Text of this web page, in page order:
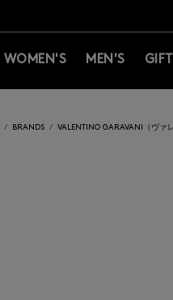
新規登録のお客様も対象！＜
新規登録のお客様も対象！＜
WOMEN'S MEN'S
BRANDS VALENTINO GARAVANI（ヴァ